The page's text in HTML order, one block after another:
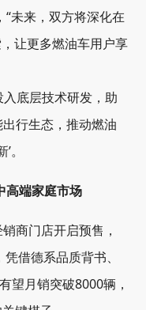
“未来，双方将深化在
让更多燃油车用户享
底层技术研发，助
行生态，推动燃油
。
高端家庭市场
商门店开启预售，
借德系品质背书、
望月销突破8000辆，